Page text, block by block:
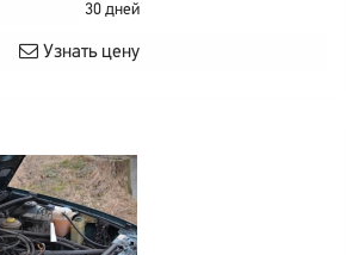
30 дней
Узнать цену